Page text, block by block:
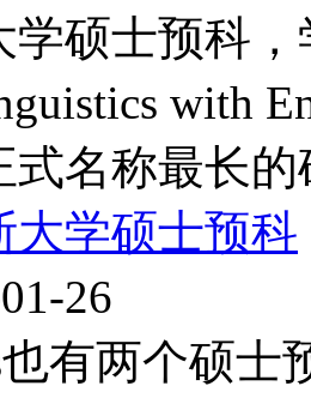
硕士预科，
with
式名称最长
大学硕士预科
26
有两个硕士